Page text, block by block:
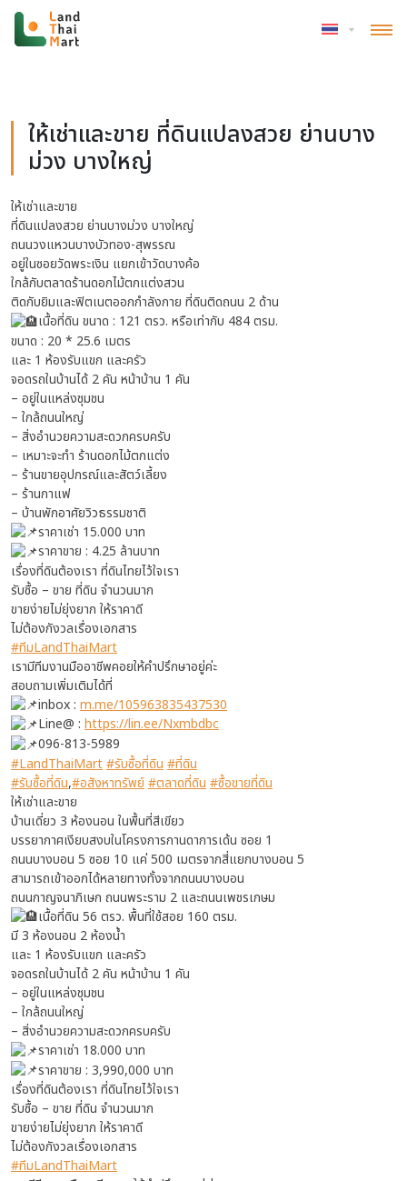
ให้เช่าและขาย ที่ดินแปลงสวย ย่านบาง
ม่วง บางใหญ่
ให้เช่าและขาย
ที่ดินแปลงสวย ย่านบางม่วง บางใหญ่
ถนนวงแหวนบางบัวทอง-สุพรรณ
อยู่ในซอยวัดพระเงิน แยกเข้าวัดบางค้อ
ใกล้กับตลาดร้านดอกไม้ตกแต่งสวน
ติดกับยิมและฟิตเนตออกกำลังกาย ที่ดินติดถนน 2 ด้าน
เนื้อที่ดิน ขนาด : 121 ตรว. หรือเท่ากับ 484 ตรม.
ขนาด : 20 * 25.6 เมตร
และ 1 ห้องรับแขก และครัว
จอดรถในบ้านได้ 2 คัน หน้าบ้าน 1 คัน
– อยู่ในแหล่งชุมชน
– ใกล้ถนนใหญ่
– สิ่งอำนวยความสะดวกครบครับ
– เหมาะจะทำ ร้านดอกไม้ตกแต่ง
– ร้านขายอุปกรณ์และสัตว์เลี้ยง
– ร้านกาแฟ
– บ้านพักอาศัยวิวธรรมชาติ
ราคาเช่า 15.000 บาท
ราคาขาย : 4.25 ล้านบาท
เรื่องที่ดินต้องเรา ที่ดินไทยไว้ใจเรา
รับซื้อ – ขาย ที่ดิน จำนวนมาก
ขายง่ายไม่ยุ่งยาก ให้ราคาดี
ไม่ต้องกังวลเรื่องเอกสาร
#ทีมLandThaiMart
เรามีทีมงานมืออาชีพคอยให้คำปรึกษาอยู่ค่ะ
สอบถามเพิ่มเติมได้ที่
inbox : m.me/105963835437530
Line@ : https://lin.ee/Nxmbdbc
096-813-5989
#LandThaiMart#รับซื้อที่ดิน #ที่ดิน
#รับซื้อที่ดิน,#อสังหาทรัพย์#ตลาดที่ดิน #ซื้อขายที่ดิน
ให้เช่าและขาย
บ้านเดี่ยว 3 ห้องนอน ในพื้นที่สีเขียว
บรรยากาศเงียบสงบในโครงการกานดาการเด้น ซอย 1
ถนนบางบอน 5 ซอย 10 แค่ 500 เมตรจากสี่แยกบางบอน 5
สามารถเข้าออกได้หลายทางทั้งจากถนนบางบอน
ถนนกาญจนาภิเษก ถนนพระราม 2 และถนนเพชรเกษม
เนื้อที่ดิน 56 ตรว. พื้นที่ใช้สอย 160 ตรม.
มี 3 ห้องนอน 2 ห้องน้ำ
และ 1 ห้องรับแขก และครัว
จอดรถในบ้านได้ 2 คัน หน้าบ้าน 1 คัน
– อยู่ในแหล่งชุมชน
– ใกล้ถนนใหญ่
– สิ่งอำนวยความสะดวกครบครับ
ราคาเช่า 18.000 บาท
ราคาขาย : 3,990,000 บาท
เรื่องที่ดินต้องเรา ที่ดินไทยไว้ใจเรา
รับซื้อ – ขาย ที่ดิน จำนวนมาก
ขายง่ายไม่ยุ่งยาก ให้ราคาดี
ไม่ต้องกังวลเรื่องเอกสาร
#ทีมLandThaiMart